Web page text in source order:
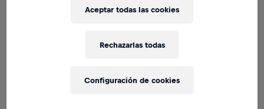
EXCELENCIA EN EJECUCION
Rechazarlas todas
Aceptar todas las cookies
Configuración de cookies